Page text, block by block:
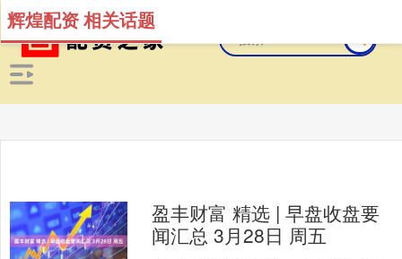
辉煌配资 相关话题
盈丰财富 精选 | 早盘收盘要
闻汇总 3月28日 周五